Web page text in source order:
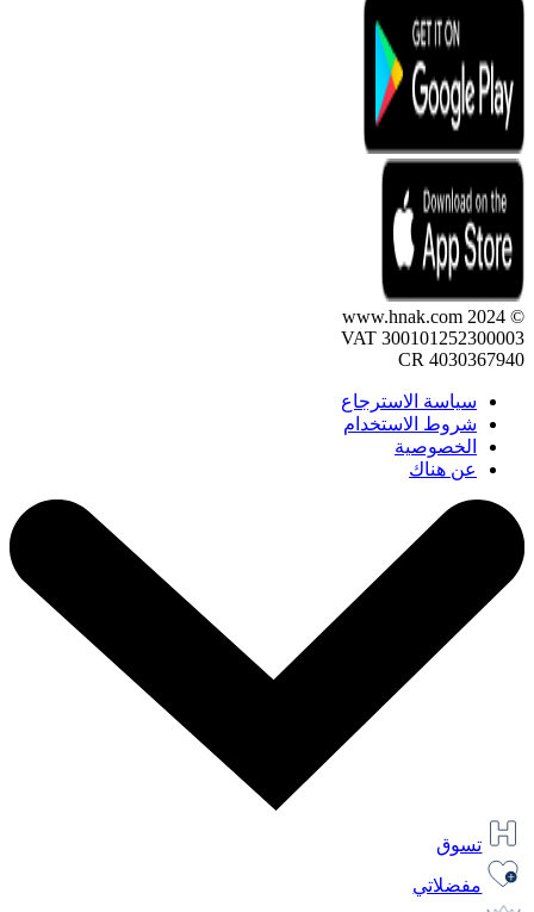
© 2024 www.hnak.com
VAT 300101252300003
CR 4030367940
سياسة الاسترجاع
شروط الاستخدام
الخصوصية
عن هناك
تسوق
مفضلاتي